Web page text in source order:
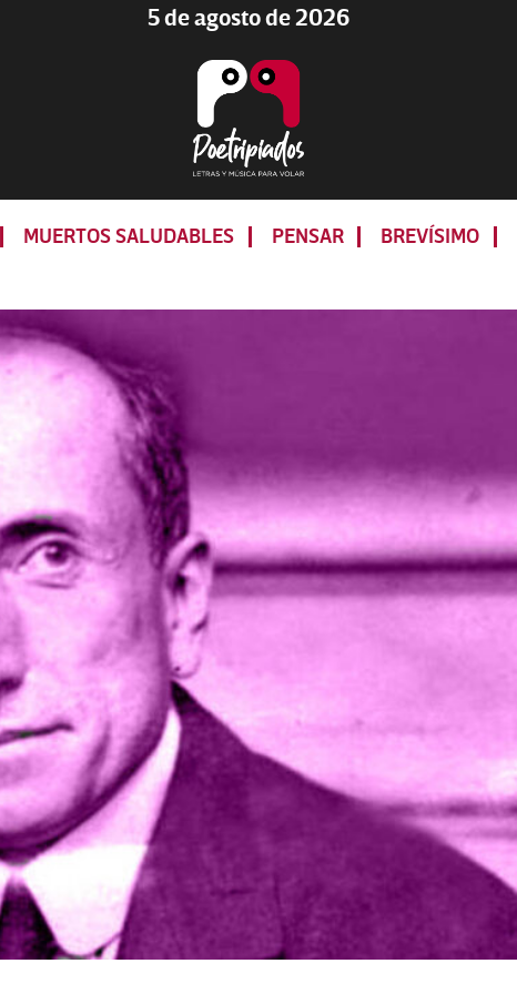
5 de agosto de 2026
LETRAS
Y
PARA
MUERTOS SALUDABLES PENSAR BREVÍSIMO